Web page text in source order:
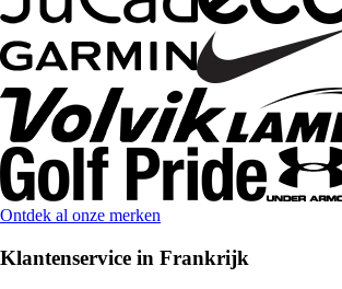
Ontdek al onze merken
Klantenservice in Frankrijk